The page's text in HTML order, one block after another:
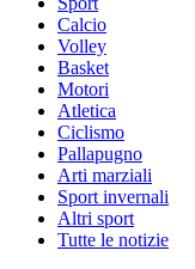
Calcio
Volley
Basket
Motori
Atletica
Ciclismo
Pallapugno
Arti marziali
Sport invernali
Altri sport
Tutte le notizie